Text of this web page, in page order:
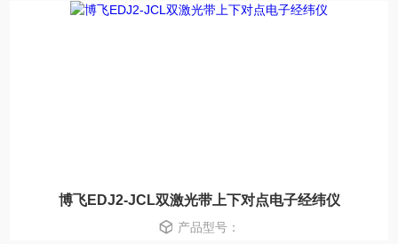
博飞EDJ2-JCL双激光带上下对点电子经纬仪
产品型号：